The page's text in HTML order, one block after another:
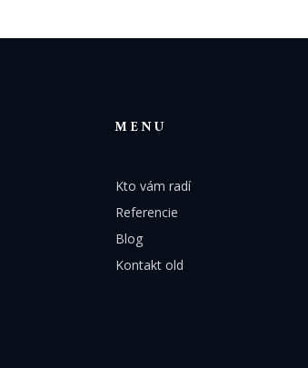
MENU
Kto vám radí
Referencie
Blog
Kontakt old